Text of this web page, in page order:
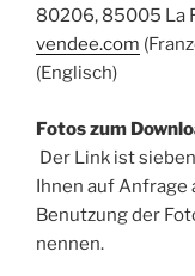
80206, 85005 La
vendee.com
(Englisch)
Fotos zum
Der Link ist
Ihnen auf Anfrage
Benutzung der
nennen.